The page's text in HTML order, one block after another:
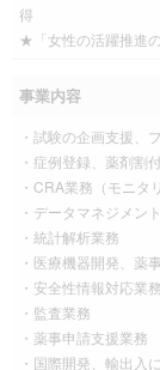
得
★「女性の活躍推進
事業内容
・試験の企画支援、
・症例登録、薬剤割
・CRA業務（モニタ
・データマネジメン
・統計解析業務
・医療機器開発、薬
・安全性情報対応業務
・監査業務
・薬事申請支援業務
・国際開発、輸出入